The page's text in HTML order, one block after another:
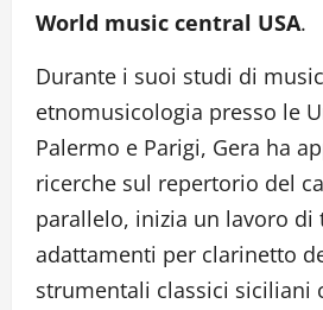
World music central USA.
Durante i suoi studi di
etnomusicologia presso le
Palermo e Parigi, Gera ha
ricerche sul repertorio del
parallelo, inizia un lavoro di
adattamenti per clarinetto
strumentali classici siciliani